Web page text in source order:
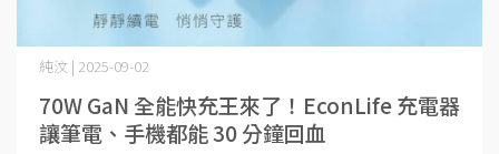
70W GaN 全能快充王來了！EconLife 充電器
讓筆電、手機都能 30 分鐘回血
純汶 | 2025-09-02